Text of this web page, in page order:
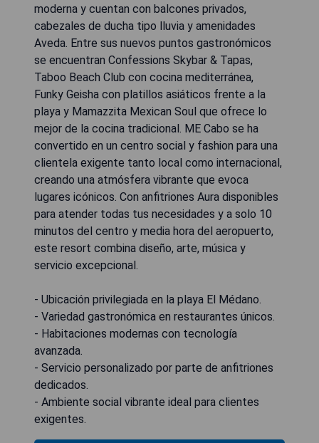
moderna y cuentan con balcones privados,
cabezales de ducha tipo lluvia y amenidades
Aveda. Entre sus nuevos puntos gastronómicos
se encuentran Confessions Skybar & Tapas,
Taboo Beach Club con cocina mediterránea,
Funky Geisha con platillos asiáticos frente a la
playa y Mamazzita Mexican Soul que ofrece lo
mejor de la cocina tradicional. ME Cabo se ha
convertido en un centro social y fashion para una
clientela exigente tanto local como internacional,
creando una atmósfera vibrante que evoca
lugares icónicos. Con anfitriones Aura disponibles
para atender todas tus necesidades y a solo 10
minutos del centro y media hora del aeropuerto,
este resort combina diseño, arte, música y
servicio excepcional.
- Ubicación privilegiada en la playa El Médano.
- Variedad gastronómica en restaurantes únicos.
- Habitaciones modernas con tecnología
avanzada.
- Servicio personalizado por parte de anfitriones
dedicados.
- Ambiente social vibrante ideal para clientes
exigentes.